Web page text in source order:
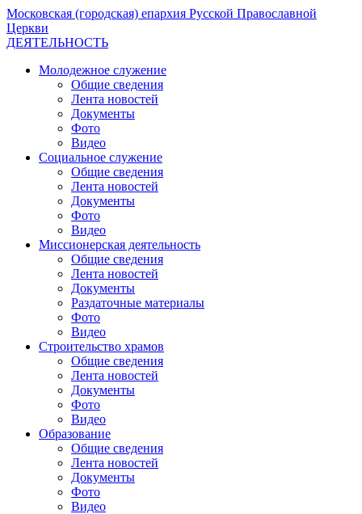
Московская (городская) епархия Русской Православной
Церкви
ДЕЯТЕЛЬНОСТЬ
Молодежное служение
Общие сведения
Лента новостей
Документы
Фото
Видео
Социальное служение
Общие сведения
Лента новостей
Документы
Фото
Видео
Миссионерская деятельность
Общие сведения
Лента новостей
Документы
Раздаточные материалы
Фото
Видео
Строительство храмов
Общие сведения
Лента новостей
Документы
Фото
Видео
Образование
Общие сведения
Лента новостей
Документы
Фото
Видео